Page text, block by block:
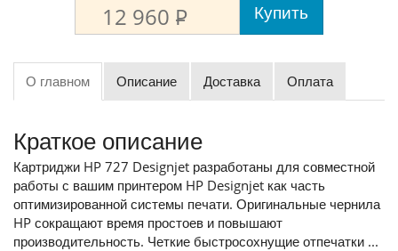
12 960 P Купить
О главном Описание Доставка Оплата
Краткое описание
Картриджи HP 727 Designjet разработаны для совместной
работы с вашим принтером HP Designjet как часть
оптимизированной системы печати. Оригинальные чернила
HP сокращают время простоев и повышают
производительность. Четкие быстросохнущие отпечатки ...